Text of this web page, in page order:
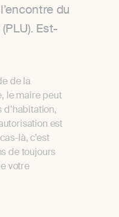
du
Est-
de la
le maire peut
est
là, c’est
de toujours
votre